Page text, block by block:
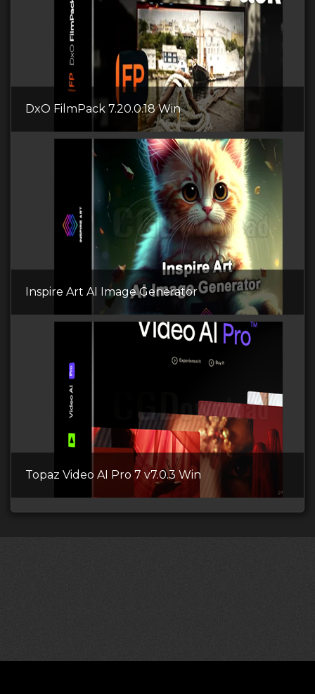
DxO FilmPack 7.20.0.18 Win
Inspire Art AI Image Generator
Topaz Video AI Pro 7 v7.0.3 Win